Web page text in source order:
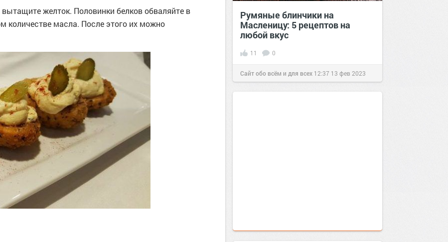
желток. Половинки белков обваляйте в
количестве масла. После этого их можно
Румяные блинчики на
Масленицу: 5 рецептов на
любой вкус
11 0
Сайт обо всём и для всех 12:37 13 фев 2023